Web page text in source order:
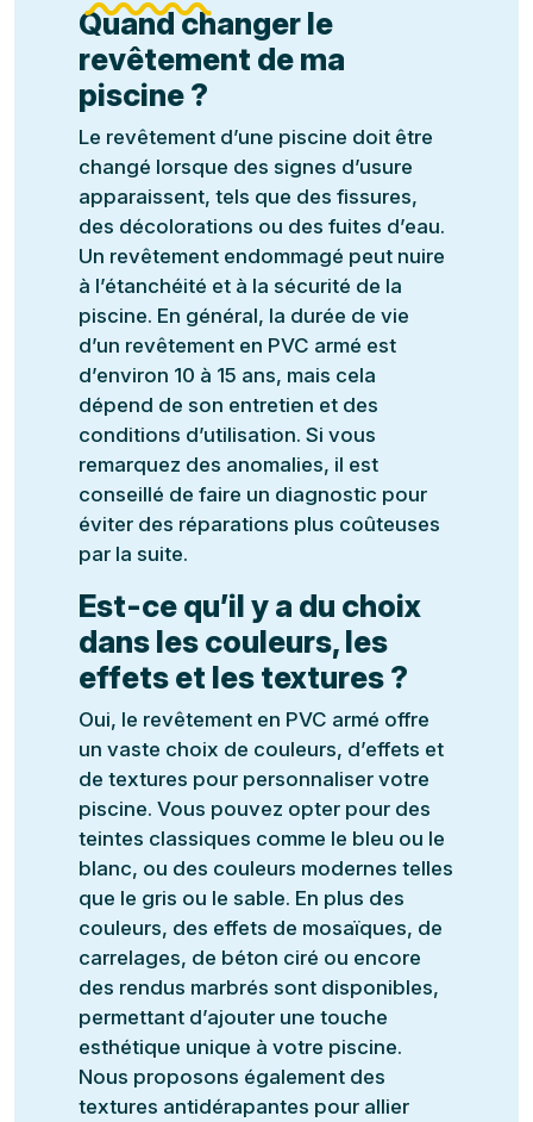
Quand changer le
revêtement de ma
piscine ?
Le revêtement d’une piscine doit être
changé lorsque des signes d’usure
apparaissent, tels que des fissures,
des décolorations ou des fuites d’eau.
Un revêtement endommagé peut nuire
à l’étanchéité et à la sécurité de la
piscine. En général, la durée de vie
d’un revêtement en PVC armé est
d’environ 10 à 15 ans, mais cela
dépend de son entretien et des
conditions d’utilisation. Si vous
remarquez des anomalies, il est
conseillé de faire un diagnostic pour
éviter des réparations plus coûteuses
par la suite.
Est-ce qu’il y a du choix
dans les couleurs, les
effets et les textures ?
Oui, le revêtement en PVC armé offre
un vaste choix de couleurs, d’effets et
de textures pour personnaliser votre
piscine. Vous pouvez opter pour des
teintes classiques comme le bleu ou le
blanc, ou des couleurs modernes telles
que le gris ou le sable. En plus des
couleurs, des effets de mosaïques, de
carrelages, de béton ciré ou encore
des rendus marbrés sont disponibles,
permettant d’ajouter une touche
esthétique unique à votre piscine.
Nous proposons également des
textures antidérapantes pour allier